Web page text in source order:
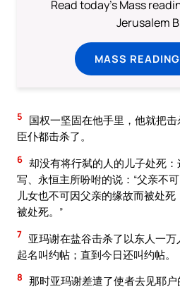
Read today's Mass
Jerusalem
MASS
5
国权一坚固在他手里，他就把
臣仆都击杀了。
6 却没有将行弑的人的儿子处死
写、永恒主所吩咐的说：“父亲不
儿女也不可因父亲的缘故而被处
被处死。”
7 亚玛谢在盐谷击杀了以东人一
起名叫约帖；直到今日还叫约帖。
8 那时亚玛谢差遣了使者去见耶